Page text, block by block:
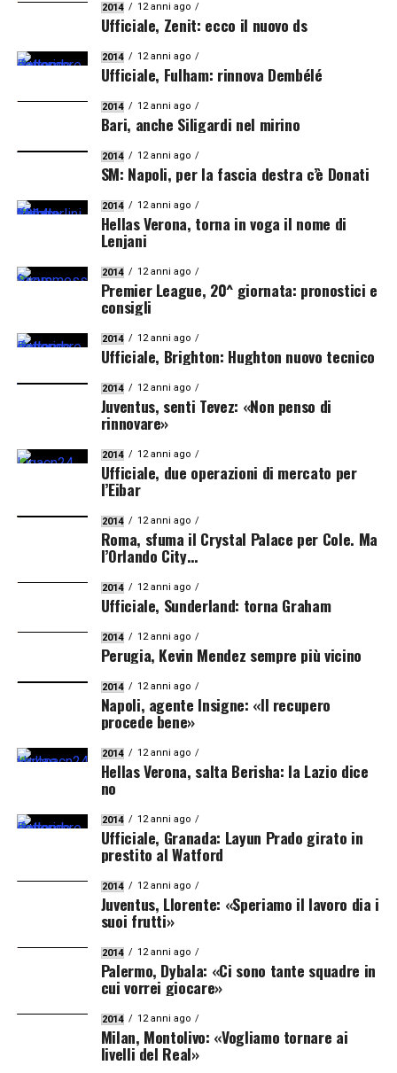
2014 12 anni ago
Ufficiale, Zenit: ecco il nuovo ds
2014 12 anni ago
Ufficiale, Fulham: rinnova Dembélé
2014 12 anni ago
Bari, anche Siligardi nel mirino
2014 12 anni ago
SM: Napoli, per la fascia destra c’è Donati
2014 12 anni ago
Hellas Verona, torna in voga il nome di
Lenjani
2014 12 anni ago
Premier League, 20^ giornata: pronostici e
consigli
2014 12 anni ago
Ufficiale, Brighton: Hughton nuovo tecnico
2014 12 anni ago
Juventus, senti Tevez: «Non penso di
rinnovare»
2014 12 anni ago
Ufficiale, due operazioni di mercato per
l’Eibar
2014 12 anni ago
Roma, sfuma il Crystal Palace per Cole. Ma
l’Orlando City…
2014 12 anni ago
Ufficiale, Sunderland: torna Graham
2014 12 anni ago
Perugia, Kevin Mendez sempre più vicino
2014 12 anni ago
Napoli, agente Insigne: «Il recupero
procede bene»
2014 12 anni ago
Hellas Verona, salta Berisha: la Lazio dice
no
2014 12 anni ago
Ufficiale, Granada: Layun Prado girato in
prestito al Watford
2014 12 anni ago
Juventus, Llorente: «Speriamo il lavoro dia i
suoi frutti»
2014 12 anni ago
Palermo, Dybala: «Ci sono tante squadre in
cui vorrei giocare»
2014 12 anni ago
Milan, Montolivo: «Vogliamo tornare ai
livelli del Real»